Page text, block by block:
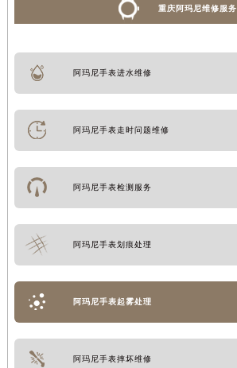
重庆阿玛尼维修服务
阿玛尼手表进水维修
阿玛尼手表走时问题维修
阿玛尼手表检测服务
阿玛尼手表划痕处理
阿玛尼手表起雾处理
阿玛尼手表摔坏维修